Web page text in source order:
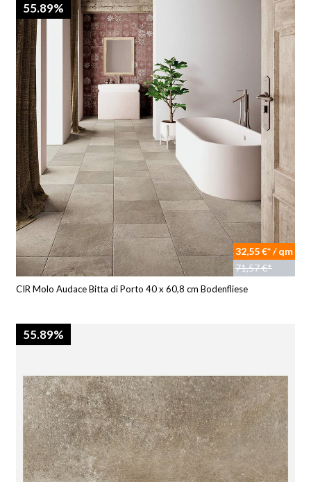
55.89%
32,55 €* / qm
71,57 €*
CIR Molo Audace Bitta di Porto 40 x 60,8 cm Bodenfliese
55.89%